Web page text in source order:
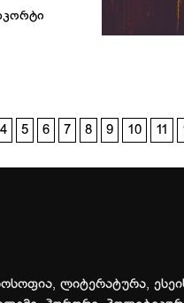
4 5 6 7 8 9 10 11
ლიტერატურა,